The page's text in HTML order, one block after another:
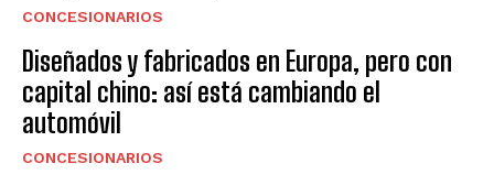
CONCESIONARIOS
Diseñados y fabricados en Europa, pero con
capital chino: así está cambiando el
automóvil
CONCESIONARIOS